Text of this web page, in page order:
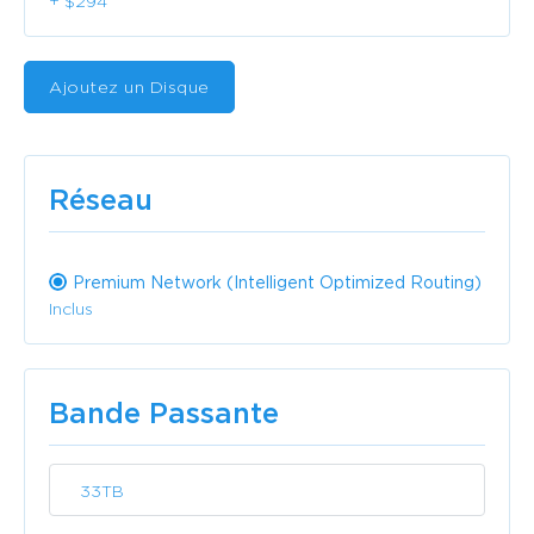
Ajoutez un Disque
Réseau
Premium Network (Intelligent Optimized Routing)
Inclus
Bande Passante
33TB